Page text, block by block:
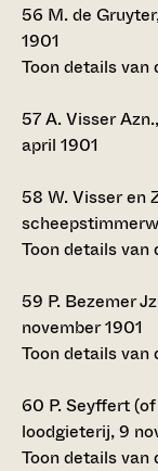
56 M. de
1901
Toon details van
57A. Visser
april 1901
58 W. Visser en
Toon details van
59 P. Bezemer
november 1901
Toon details van
60 P. Seyffert
loodgieterij, 9
Toon details van